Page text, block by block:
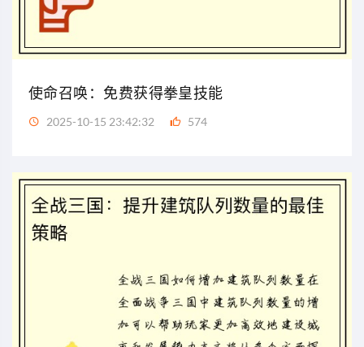
使命召唤：免费获得拳皇技能
2025-10-15 23:42:32 574